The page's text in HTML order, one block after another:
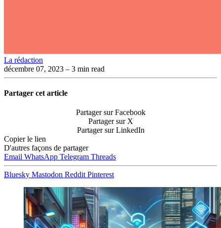
La rédaction
décembre 07, 2023 – 3 min read
Partager cet article
Partager sur Facebook
Partager sur X
Partager sur LinkedIn
Copier le lien
D'autres façons de partager
Email WhatsApp Telegram Threads
Bluesky Mastodon Reddit Pinterest